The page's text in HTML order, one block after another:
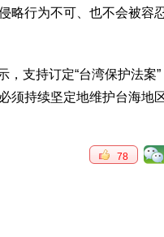
略行为不可、也不会被容
支持订定“台湾保护法案
须持续坚定地维护台海地区
78